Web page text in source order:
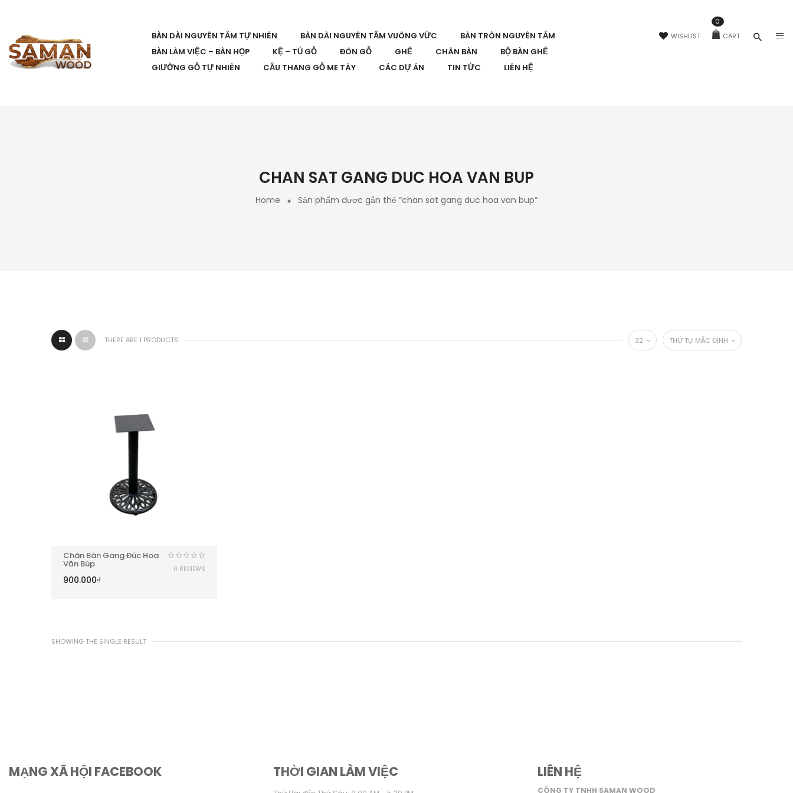
BÀN DÀI NGUYÊN TẤM TỰ NHIÊN BÀN DÀI NGUYÊN TẤM VUÔNG VỨC
BÀN TRÒN NGUYÊN TẤM
BÀN LÀM VIỆC – BÀN HỌP
KỆ – TỦ GỖ ĐÔN GỖ GHẾ CHÂN BÀN
BỘ BÀN GHẾ
GIƯỜNG GỖ TỰ NHIÊN
CẦU THANG GỖ ME TÂY CÁC DỰ ÁN TIN TỨC LIÊN HỆ
WISHLIST CART
0
CHAN SAT GANG DUC HOA VAN BUP
Home Sản phẩm được gắn thẻ “chan sat gang duc hoa van bup”
THERE ARE 1 PRODUCTS THỨ TỰ MẶC ĐỊNH
32
Chân Bàn Gang Đúc Hoa
Văn Búp
900.000₫
0 REVIEWS
SHOWING THE SINGLE RESULT
MẠNG XÃ HỘI FACEBOOK THỜI GIAN LÀM VIỆC LIÊN HỆ
CÔNG TY TNHH SAMAN WOOD